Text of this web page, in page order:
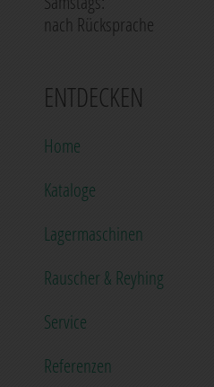
nach Rücksprache
ENTDECKEN
Home
Kataloge
Lagermaschinen
Rauscher & Reyhing
Service
Referenzen